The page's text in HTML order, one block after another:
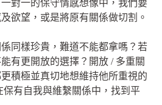
對一的保守情感想像中，我們要
欲望，或是將原有關係做切割。
同樣珍貴，難道不能都拿嗎？若
有更開放的選擇？開放 / 多重關
積極並真切地想維持他所重視的
有自我與維繫關係中，找到平